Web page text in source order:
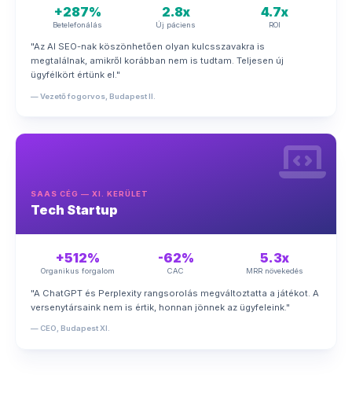
+287%
Betelefonálás
2.8x
Új páciens
4.7x
ROI
"Az AI SEO-nak köszönhetően olyan kulcsszavakra is
megtalálnak, amikről korábban nem is tudtam. Teljesen új
ügyfélkört értünk el."
— Vezető fogorvos, Budapest II.
SAAS CÉG — XI. KERÜLET
Tech Startup
+512%
Organikus forgalom
-62%
CAC
5.3x
MRR növekedés
"A ChatGPT és Perplexity rangsorolás megváltoztatta a játékot. A
versenytársaink nem is értik, honnan jönnek az ügyfeleink."
— CEO, Budapest XI.